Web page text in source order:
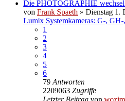
Die PHOTOGRAPHIE
von Frank Spaeth » Dienstag 1.
Lumix Systemkameras: G-,
1
2
3
4
5
6
79 Antworten
2209063 Zugriffe
Letzter Beitrag von wozim